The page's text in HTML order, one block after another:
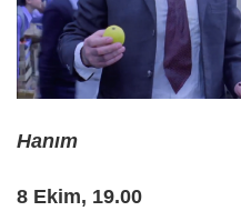
Hanım
8 Ekim, 19.00